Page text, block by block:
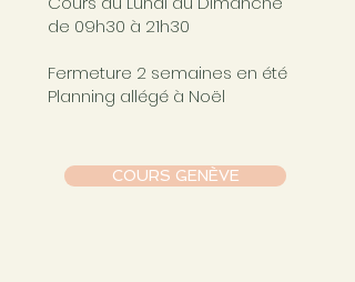
COURS GENÈVE
de 09h30 à 21h30
Fermeture 2 semaines en été
Planning allégé à Noël